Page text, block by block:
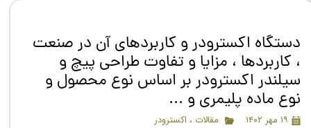
دستگاه اکسترودر و کاربردهای آن در صنعت
، کاربردها ، مزایا و تفاوت طراحی پیچ و
سیلندر اکسترودر بر اساس نوع محصول و
نوع ماده پلیمری و ...
۱۹ مهر ۱۴۰۲ مقالات ، اکسترودر